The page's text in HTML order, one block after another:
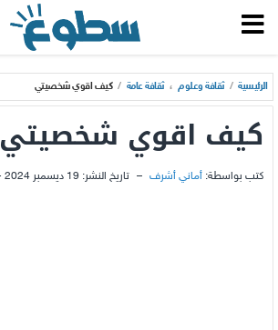
الرئيسية / ثقافة وعلوم ، ثقافة عامة / كيف اقوي شخصيتي
كيف اقوي شخصيتي
كتب بواسطة: أماني أشرف – تاريخ النشر: 19 ديسمبر 2024 - 12:48ص